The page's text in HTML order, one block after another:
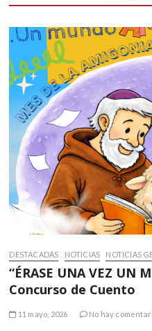
DESTACADAS NOTICIAS NOTICIAS
“ÉRASE UNA VEZ UN
Concurso de Cuento
11 mayo, 2026 No hay